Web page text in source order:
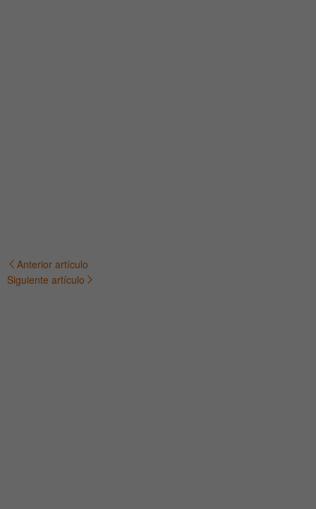
Navegación
Anterior artículo
Siguiente artículo